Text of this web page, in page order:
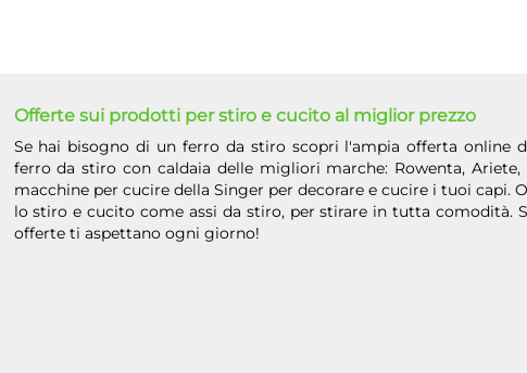
Offerte sui prodotti per stiro e cucito al miglior prezzo
Se hai bisogno di un ferro da stiro scopri l'ampia offerta online
ferro da stiro con caldaia delle migliori marche: Rowenta, Ariete,
macchine per cucire della Singer per decorare e cucire i tuoi
lo stiro e cucito come assi da stiro, per stirare in tutta comodità.
offerte ti aspettano ogni giorno!